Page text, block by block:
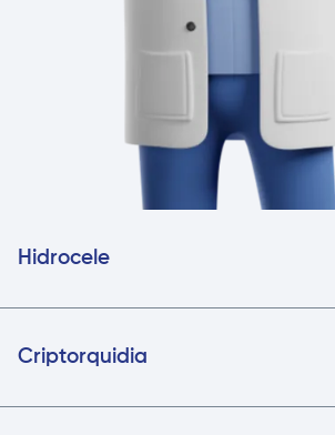
Hidrocele
Criptorquidia